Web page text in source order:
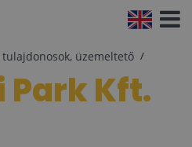
tulajdonosok, üzemeltető
Park Kft.